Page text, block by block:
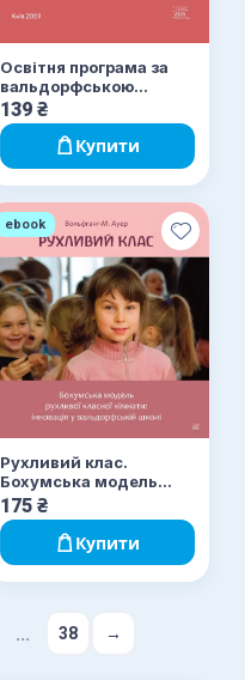
Освітня програма за
вальдорфською
педагогікою. Перший
цикл початкової освіти
(1 - 2 класи)
139 ₴
Купити
ebook
Рухливий клас.
Бохумська модель
рухливої класної
кімнати: інновація у
вальдорфській школі
175 ₴
Купити
... 38 →